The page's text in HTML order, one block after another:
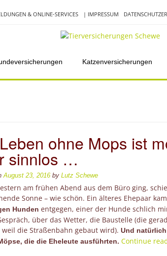
& ONLINE-SERVICES | IMPRESSUM
Katzenversicherungen
ohne Mops ist
sinnlos …
August 23, 2016 byLutz Schewe
am frühen Abend aus dem Büro ging,
Sonne – wie schön. Ein älteres Ehepaar
Hunden entgegen, einer der Hunde schlich
über das Wetter, die Baustelle (die
weil die Straßenbahn gebaut wird).Und
die die Eheleute ausführten. Continue